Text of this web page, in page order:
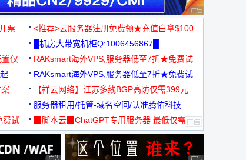
广告 商业广告，理
票
<推荐>云服务器注册免费领★充值白拿$100
█机房大带宽机柜Q:1006456867█
仅
RAKsmart海外VPS,服务器低至7折★免费试
用★
RAKsmart海外VPS,服务器低至7折★免费试
用★
【祥云网络】江苏多线BGP高防仅需399元
服务器租用/托管-域名空间/认准腾佑科技
试
▉脚本云▉ChatGPT专用服务器 最低仅需
19元/月